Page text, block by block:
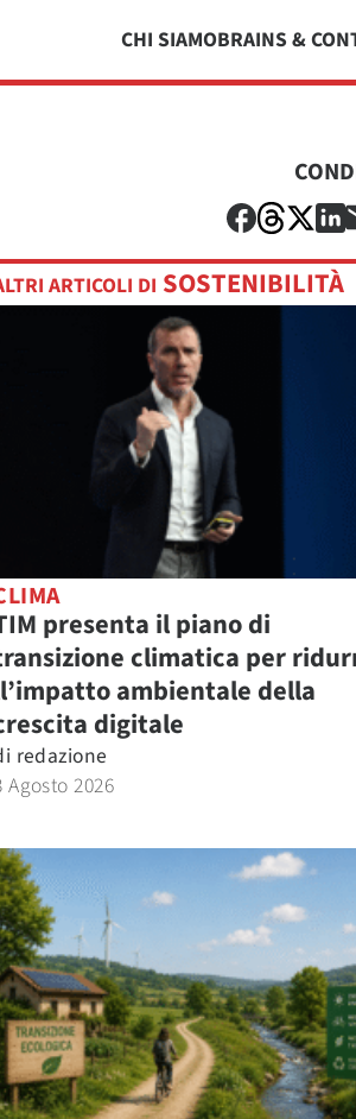
CHI SIAMOBRAINS &
ARTICOLI DI SOSTENIBILITÀ
presenta il piano di
climatica per
ambientale della
digitale
redazione
Agosto 2026